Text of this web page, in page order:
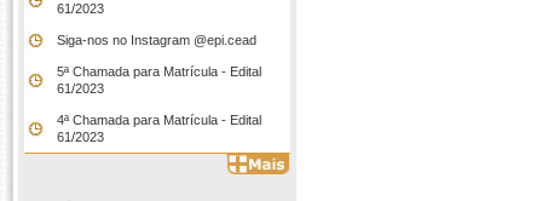
61/2023
Siga-nos no Instagram @epi.cead
5ª Chamada para Matrícula - Edital
61/2023
4ª Chamada para Matrícula - Edital
61/2023